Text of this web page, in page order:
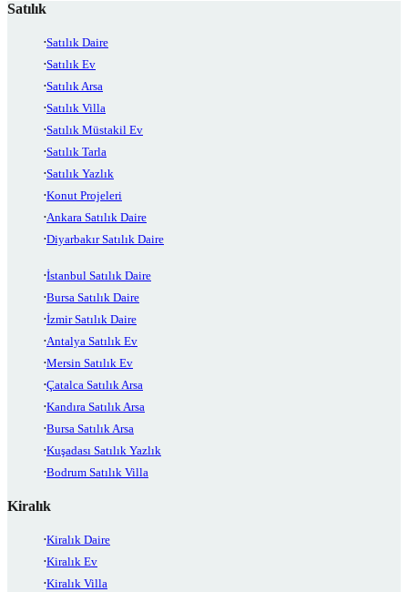
Satılık
Satılık Daire
Satılık Ev
Satılık Arsa
Satılık Villa
Satılık Müstakil Ev
Satılık Tarla
Satılık Yazlık
Konut Projeleri
Ankara Satılık Daire
Diyarbakır Satılık Daire
İstanbul Satılık Daire
Bursa Satılık Daire
İzmir Satılık Daire
Antalya Satılık Ev
Mersin Satılık Ev
Çatalca Satılık Arsa
Kandıra Satılık Arsa
Bursa Satılık Arsa
Kuşadası Satılık Yazlık
Bodrum Satılık Villa
Kiralık
Kiralık Daire
Kiralık Ev
Kiralık Villa